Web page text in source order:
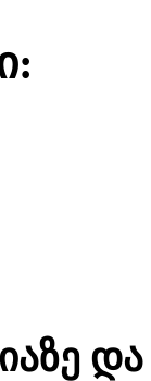
და